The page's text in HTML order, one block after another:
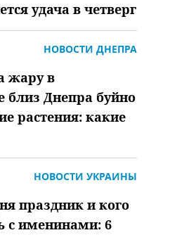
удача в четверг
НОВОСТИ ДНЕПРА
жару в
близ Днепра буйно
растения: какие
НОВОСТИ УКРАИНЫ
праздник и кого
с именинами: 6